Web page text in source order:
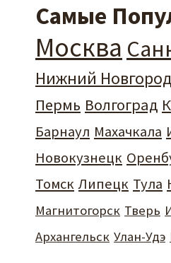
Самые
Москва
Нижний Новгород
Пермь Волгоград
Барнаул Махачкала
Новокузнецк
Томск Липецк Тула
Магнитогорск Тверь
Архангельск Улан-Удэ